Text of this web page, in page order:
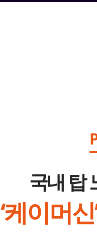
국내 탑
‘케이머신